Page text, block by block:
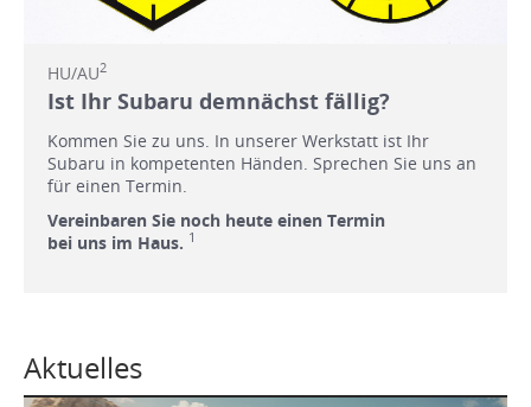
HU/AU2
Ist Ihr Subaru demnächst fällig?
Kommen Sie zu uns. In unserer Werkstatt ist Ihr
Subaru in kompetenten Händen. Sprechen Sie uns an
für einen Termin.
Vereinbaren Sie noch heute einen Termin
bei uns im Haus. 1
Aktuelles